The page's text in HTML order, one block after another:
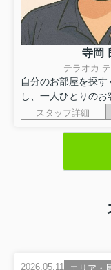
寺岡
テラオカ
自分のお部屋を探す
し、一人ひとりのお
スタッフ詳細
2026.05.11